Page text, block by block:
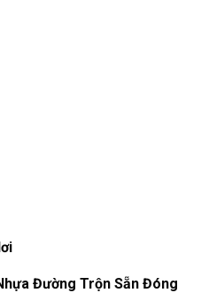
Đường Trộn Sẵn Đóng